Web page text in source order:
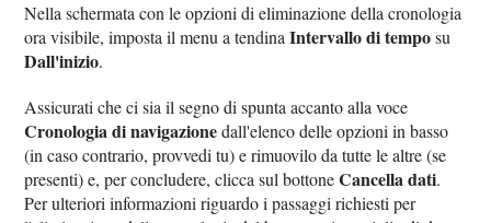
Nella schermata con le opzioni di eliminazione della cronologia
ora visibile, imposta il menu a tendinaIntervallo di temposu
Dall'inizio.
Assicurati che ci sia il segno di spunta accanto alla voce
Cronologia di navigazionedall'elenco delle opzioni in basso
(in caso contrario, provvedi tu) e rimuovilo da tutte le altre (se
presenti) e, per concludere, clicca sul bottoneCancella dati.
Per ulteriori informazioni riguardo i passaggi richiesti per